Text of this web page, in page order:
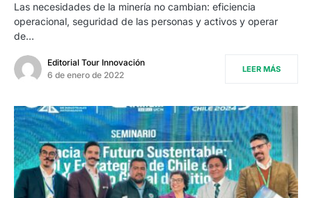
Las necesidades de la minería no cambian: eficiencia
operacional, seguridad de las personas y activos y operar
de…
Editorial Tour Innovación
6 de enero de 2022
LEER MÁS